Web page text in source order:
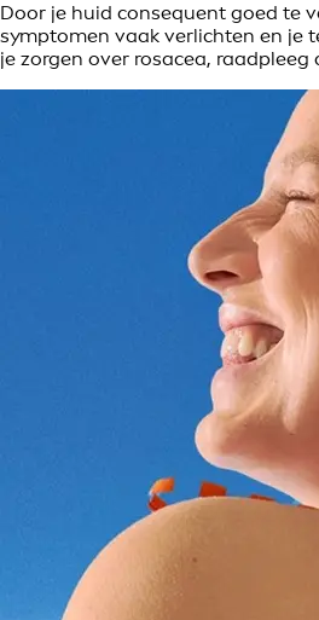
Door je huid consequent goed te
symptomen vaak verlichten en je
je zorgen over rosacea, raadpleeg